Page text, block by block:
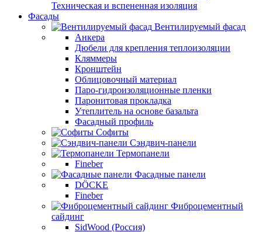
Техническая и вспененная изоляция
Фасады
Вентилируемый фасад
Анкера
Дюбели для крепления теплоизоляции
Кляммеры
Кронштейн
Облицовочный материал
Паро-гидроизоляционные пленки
Паронитовая прокладка
Утеплитель на основе базальта
Фасадный профиль
Софиты
Сэндвич-панели
Термопанели
Fineber
Фасадные панели
DÖCKE
Fineber
Фиброцементный
сайдинг
SidWood (Россия)